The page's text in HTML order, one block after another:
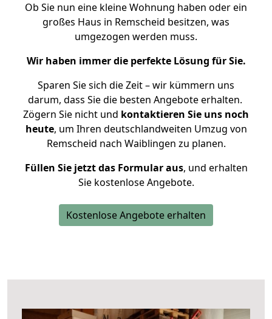
Ob Sie nun eine kleine Wohnung haben oder ein
großes Haus in Remscheid besitzen, was
umgezogen werden muss.
Wir haben immer die perfekte Lösung für Sie.
Sparen Sie sich die Zeit – wir kümmern uns
darum, dass Sie die besten Angebote erhalten.
Zögern Sie nicht und kontaktieren Sie uns noch
heute, um Ihren deutschlandweiten Umzug von
Remscheid nach Waiblingen zu planen.
Füllen Sie jetzt das Formular aus, und erhalten
Sie kostenlose Angebote.
Kostenlose Angebote erhalten